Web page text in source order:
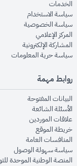
الخدماتin new window
سياسة الاستخدام
سياسة الخصوصية
المركز الإعلاميwindow
المشاركة الإلكترونية
سياسة حرية المعلومات
روابط مهمة
البيانات المفتوحةwindow
الأسئلة الشائعةwindow
علاقات الموردينwindow
خريطة الموقعwindow
المنافسات العامةwindow
سياسة سهولة الوصول
المنصة الوطنية الموحدة